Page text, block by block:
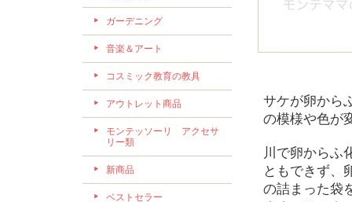
ガーデニング
音楽＆アート
コスミック教育の教具
アウトレット商品
モンテッソーリ アクセサ
リー類
新商品
ベストセラー
サケが卵から
の模様や色が
川で卵からふ
ともできず、
の詰まった袋